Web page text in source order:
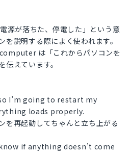
が落ちた、停電した」という意
説明する際によく使われます。
は「これからパソコンを
えています。
I’m going to restart my
loads properly.
を再起動してちゃんと立ち上がる
if anything doesn’t come